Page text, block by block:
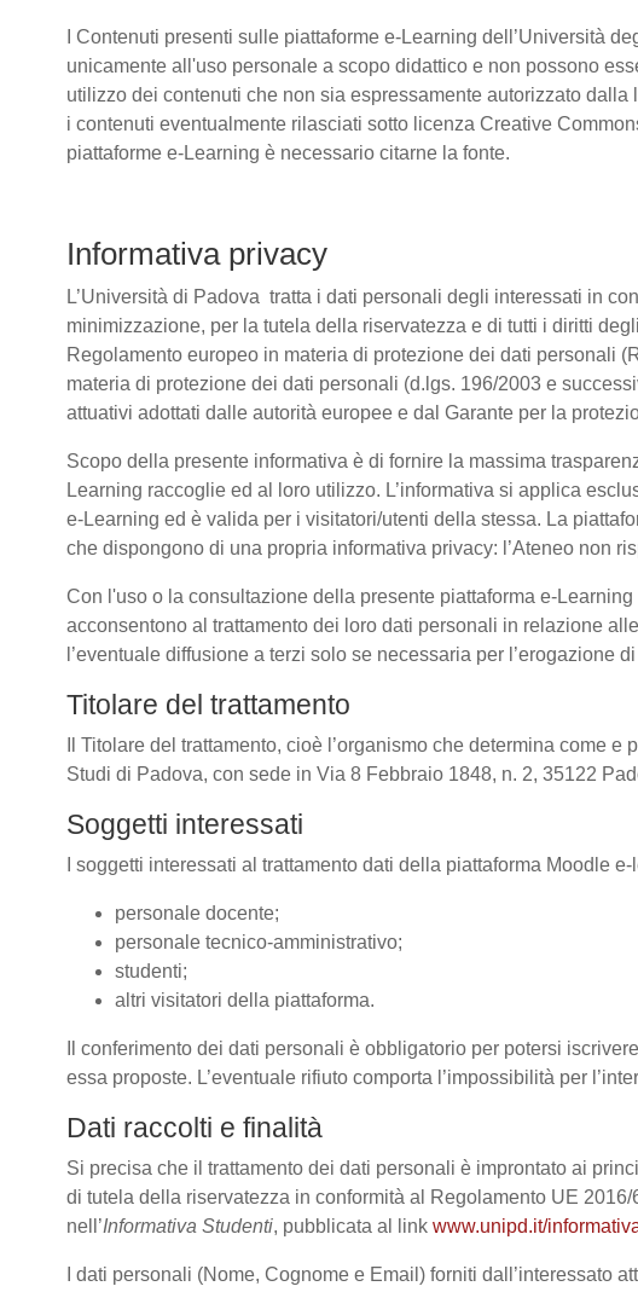
I Contenuti presenti sulle piattaforme e-Learning dell’Università
unicamente all'uso personale a scopo didattico e non possono
utilizzo dei contenuti che non sia espressamente autorizzato
i contenuti eventualmente rilasciati sotto licenza Creative
piattaforme e-Learning è necessario citarne la fonte.
Informativa privacy
L’Università di Padova tratta i dati personali degli interessati in
minimizzazione, per la tutela della riservatezza e di tutti i diritti
Regolamento europeo in materia di protezione dei dati personali
materia di protezione dei dati personali (d.lgs. 196/2003 e
attuativi adottati dalle autorità europee e dal Garante per la
Scopo della presente informativa è di fornire la massima
Learning raccoglie ed al loro utilizzo. L’informativa si applica
e-Learning ed è valida per i visitatori/utenti della stessa. La
che dispongono di una propria informativa privacy: l’Ateneo non
Con l'uso o la consultazione della presente piattaforma e-
acconsentono al trattamento dei loro dati personali in relazione
l’eventuale diffusione a terzi solo se necessaria per l’erogazione
Titolare del trattamento
Il Titolare del trattamento, cioè l’organismo che determina come
Studi di Padova, con sede in Via 8 Febbraio 1848, n. 2, 35122
Soggetti interessati
I soggetti interessati al trattamento dati della piattaforma Moodle
personale docente;
personale tecnico-amministrativo;
studenti;
altri visitatori della piattaforma.
Il conferimento dei dati personali è obbligatorio per potersi
essa proposte. L’eventuale rifiuto comporta l’impossibilità per
Dati raccolti e finalità
Si precisa che il trattamento dei dati personali è improntato ai
di tutela della riservatezza in conformità al Regolamento UE
nell’Informativa Studenti, pubblicata al link www.unipd.it/
I dati personali (Nome, Cognome e Email) forniti dall’interessato